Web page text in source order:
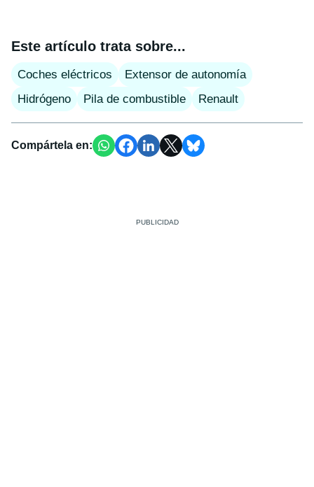
Este artículo trata sobre...
Coches eléctricos
Extensor de autonomía
Hidrógeno
Pila de combustible Renault
Compártela en: